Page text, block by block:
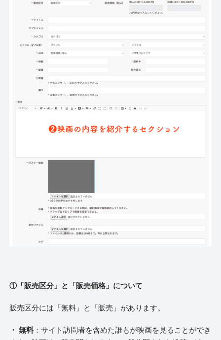
①「販売区分」と「販売価格」について
販売区分には「無料」と「販売」があります。
・ 無料 ：サイト訪問者を含めた誰もが映画を見ることができ